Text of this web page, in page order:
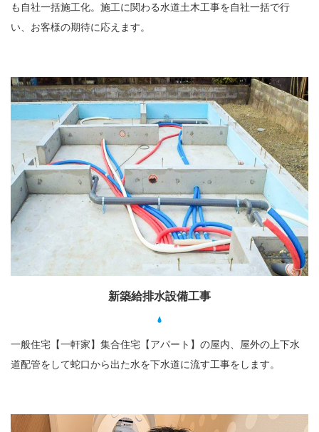
も自社一括施工化。施工に関わる水道土木工事を自社一括で行
い、お客様の期待に応えます。
新築給排水設備工事
一般住宅【一軒家】集合住宅【アパート】の屋内、屋外の上下水
道配管をして蛇口から出た水を下水道に流す工事をします。